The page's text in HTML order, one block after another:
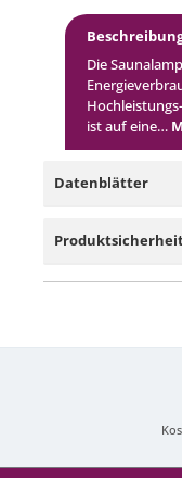
Die
ist auf eine…
Datenblätter